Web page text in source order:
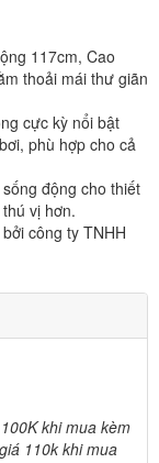
117cm, Cao
thoải mái thư giãn
cực kỳ nổi bật
phù hợp cho cả
động cho thiết
vị hơn.
công ty TNHH
khi mua kèm
110k khi mua